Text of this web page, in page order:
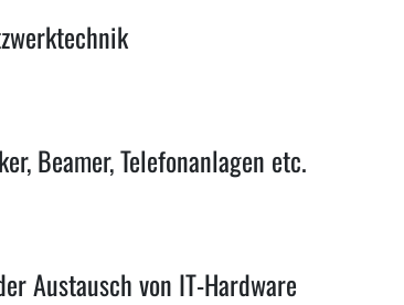
Beamer, Telefonanlagen etc.
Austausch von IT-Hardware